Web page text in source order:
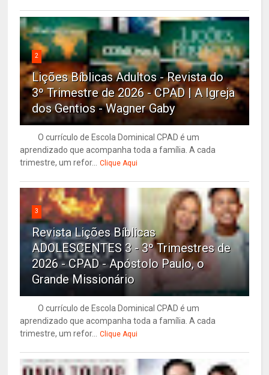
2
Lições Bíblicas Adultos - Revista do
3º Trimestre de 2026 - CPAD | A Igreja
dos Gentios - Wagner Gaby
O currículo de Escola Dominical CPAD é um
aprendizado que acompanha toda a família. A cada
trimestre, um refor... Clique Aqui
3
Revista Lições Bíblicas
ADOLESCENTES 3 - 3º Trimestres de
2026 - CPAD - Apóstolo Paulo, o
Grande Missionário
O currículo de Escola Dominical CPAD é um
aprendizado que acompanha toda a família. A cada
trimestre, um refor... Clique Aqui